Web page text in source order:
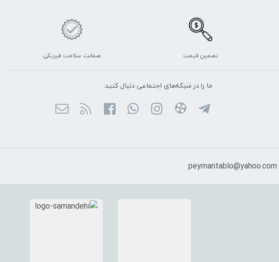
تضمین قیمت ضمانت سلامت فیزیکی
ما را در شبکه‌های اجتماعی دنبال کنید: